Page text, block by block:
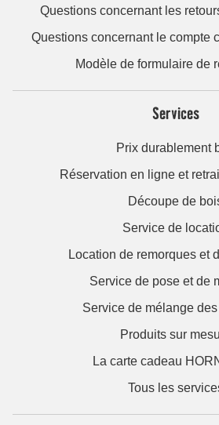
Questions concernant les
Questions concernant le compte
Modèle de formulaire de
Services
Prix durablement
Réservation en ligne et
Découpe de
Service de
Location de remorques et
Service de pose et de
Service de mélange
Produits sur
La carte cadeau
Tous les